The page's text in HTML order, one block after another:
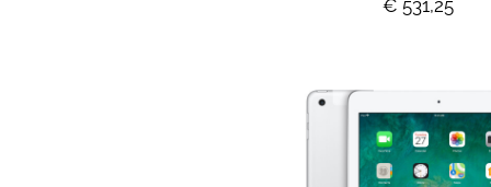
€ 531,25